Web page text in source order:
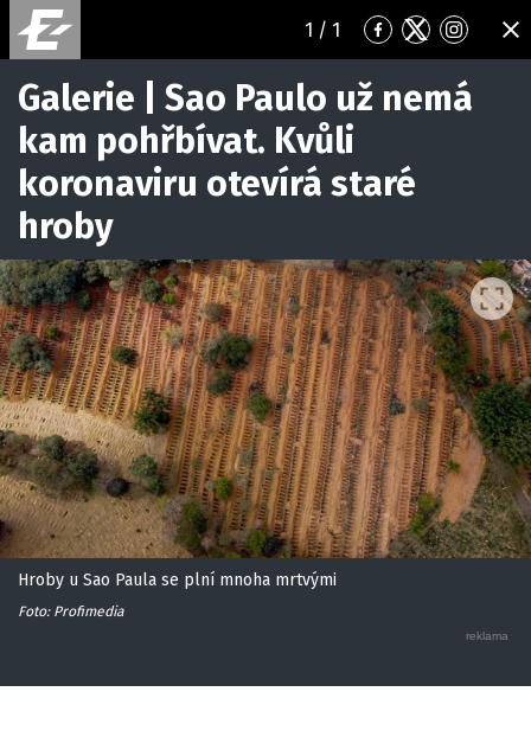
1 / 1
Přejít
na
Facebook
Přejít
na
Twitter
Přejít
na
Galerie | Sao Paulo už nemá
kam pohřbívat. Kvůli
koronaviru otevírá staré
hroby
Hroby u Sao Paula se plní mnoha mrtvými
Foto: Profimedia